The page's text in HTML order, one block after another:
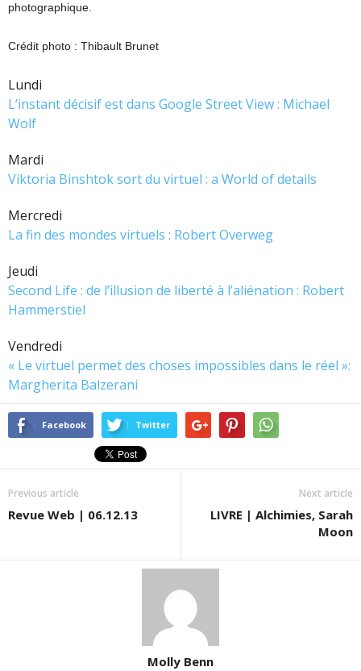
photographique.
Crédit photo : Thibault Brunet
Lundi
L’instant décisif est dans Google Street View : Michael
Wolf
Mardi
Viktoria Binshtok sort du virtuel : a World of details
Mercredi
La fin des mondes virtuels : Robert Overweg
Jeudi
Second Life : de l’illusion de liberté à l’aliénation : Robert
Hammerstiel
Vendredi
« Le virtuel permet des choses impossibles dans le réel »:
Margherita Balzerani
Facebook Twitter
Previous article
Revue Web | 06.12.13
Next article
LIVRE | Alchimies, Sarah
Moon
Molly Benn